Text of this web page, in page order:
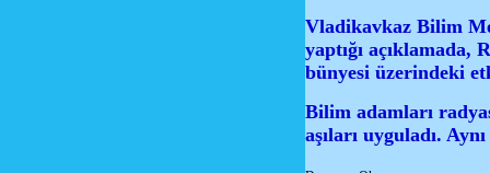
Vladikavkaz Bilim
yaptığı
bünyesi üzerindeki
Bilim adamları
aşıları uyguladı.